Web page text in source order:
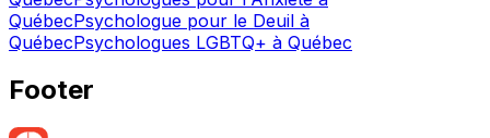
QuébecPsychologue pour le Deuil à
QuébecPsychologues LGBTQ+ à Québec
Footer